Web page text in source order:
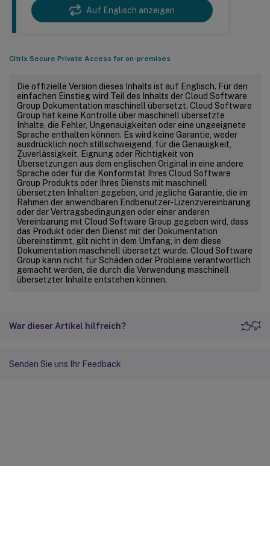
Auf Englisch anzeigen
Citrix Secure Private Access for on-premises
Die offizielle Version dieses Inhalts ist auf Englisch. Für den
einfachen Einstieg wird Teil des Inhalts der Cloud Software
Group Dokumentation maschinell übersetzt. Cloud Software
Group hat keine Kontrolle über maschinell übersetzte
Inhalte, die Fehler, Ungenauigkeiten oder eine ungeeignete
Sprache enthalten können. Es wird keine Garantie, weder
ausdrücklich noch stillschweigend, für die Genauigkeit,
Zuverlässigkeit, Eignung oder Richtigkeit von
Übersetzungen aus dem englischen Original in eine andere
Sprache oder für die Konformität Ihres Cloud Software
Group Produkts oder Ihres Diensts mit maschinell
übersetzten Inhalten gegeben, und jegliche Garantie, die im
Rahmen der anwendbaren Endbenutzer-Lizenzvereinbarung
oder der Vertragsbedingungen oder einer anderen
Vereinbarung mit Cloud Software Group gegeben wird, dass
das Produkt oder den Dienst mit der Dokumentation
übereinstimmt, gilt nicht in dem Umfang, in dem diese
Dokumentation maschinell übersetzt wurde. Cloud Software
Group kann nicht für Schäden oder Probleme verantwortlich
gemacht werden, die durch die Verwendung maschinell
übersetzter Inhalte entstehen können.
War dieser Artikel hilfreich?
Senden Sie uns Ihr Feedback